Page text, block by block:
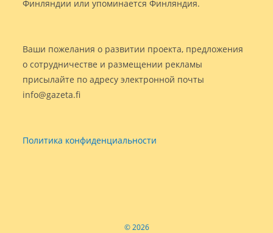
Финляндии или упоминается Финляндия.
Ваши пожелания о развитии проекта, предложения
о сотрудничестве и размещении рекламы
присылайте по адресу электронной почты
info@gazeta.fi
Политика конфиденциальности
© 2026